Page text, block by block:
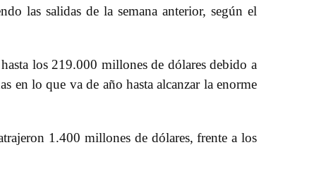
las salidas de la semana anterior, según el
los 219.000 millones de dólares debido a
en lo que va de año hasta alcanzar la enorme
1.400 millones de dólares, frente a los